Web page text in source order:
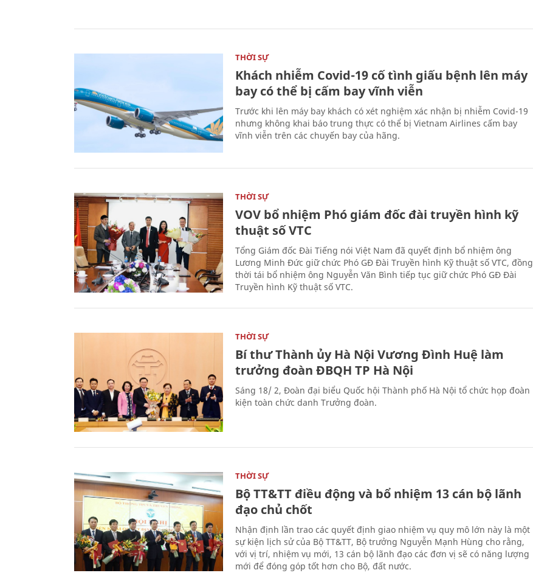
THỜI SỰ
Khách nhiễm Covid-19 cố tình giấu bệnh lên máy
bay có thể bị cấm bay vĩnh viễn
Trước khi lên máy bay khách có xét nghiệm xác nhận bị nhiễm Covid-19
nhưng không khai báo trung thực có thể bị Vietnam Airlines cấm bay
vĩnh viễn trên các chuyến bay của hãng.
THỜI SỰ
VOV bổ nhiệm Phó giám đốc đài truyền hình kỹ
thuật số VTC
Tổng Giám đốc Đài Tiếng nói Việt Nam đã quyết định bổ nhiệm ông
Lương Minh Đức giữ chức Phó GĐ Đài Truyền hình Kỹ thuật số VTC, đồng
thời tái bổ nhiệm ông Nguyễn Văn Bình tiếp tục giữ chức Phó GĐ Đài
Truyền hình Kỹ thuật số VTC.
THỜI SỰ
Bí thư Thành ủy Hà Nội Vương Đình Huệ làm
trưởng đoàn ĐBQH TP Hà Nội
Sáng 18/ 2, Đoàn đại biểu Quốc hội Thành phố Hà Nội tổ chức họp đoàn
kiện toàn chức danh Trưởng đoàn.
THỜI SỰ
Bộ TT&TT điều động và bổ nhiệm 13 cán bộ lãnh
đạo chủ chốt
Nhận định lần trao các quyết định giao nhiệm vụ quy mô lớn này là một
sự kiện lịch sử của Bộ TT&TT, Bộ trưởng Nguyễn Mạnh Hùng cho rằng,
với vị trí, nhiệm vụ mới, 13 cán bộ lãnh đạo các đơn vị sẽ có năng lượng
mới để đóng góp tốt hơn cho Bộ, đất nước.